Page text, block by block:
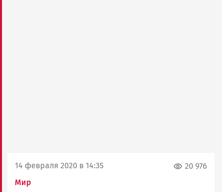
14 февраля 2020 в 14:35
Мир
20 976